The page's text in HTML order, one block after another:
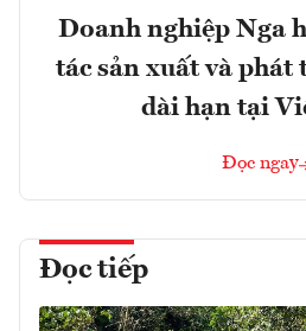
Doanh nghiệp Nga
tác sản xuất và phát
dài hạn tại
Đọc ngay
Đọc tiếp